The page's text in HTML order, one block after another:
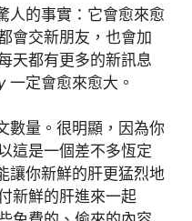
人的事實：它會愈來愈
會交新朋友，也會加
天都有更多的新訊息
一定會愈來愈大。
數量。很明顯，因為你
這是一個差不多恆定
讓你新鮮的肝更猛烈地
新鮮的肝進來一起